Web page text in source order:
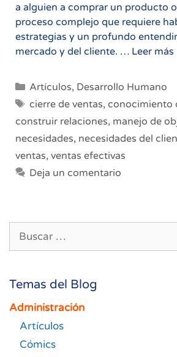
a alguien a comprar un producto
proceso complejo que requiere
estrategias y un profundo
mercado y del cliente. … Leer más
Categorías
Artículos, Desarrollo Humano
Etiquetas
cierre de ventas, conocimiento
construir relaciones, manejo de
necesidades, necesidades del
ventas, ventas efectivas
Deja un comentario
Temas del Blog
Administración
Artículos
Cómics